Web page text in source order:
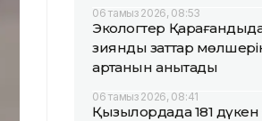
06 тамыз 2026, 08:53
Экологтер
зиянды заттар
артқанын анықтады
06 тамыз 2026, 08:41
Қызылордада 181 дүкен